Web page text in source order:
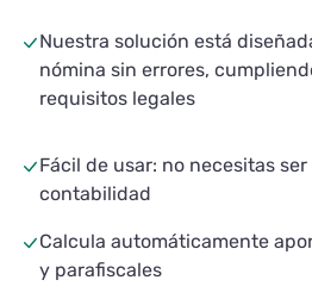
Nuestra solución está
nómina sin errores,
requisitos legales
Fácil de usar: no necesitas
contabilidad
Calcula automáticamente
y parafiscales